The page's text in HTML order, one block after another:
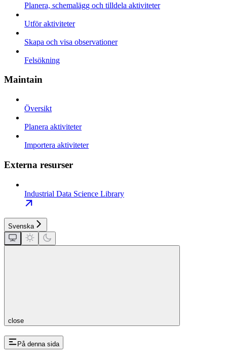
Planera, schemalägg och tilldela aktiviteter
Utför aktiviteter
Skapa och visa observationer
Felsökning
Maintain
Översikt
Planera aktiviteter
Importera aktiviteter
Externa resurser
Industrial Data Science Library
Svenska
close
På denna sida